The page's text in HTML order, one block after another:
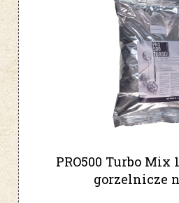
PRO500 Turbo Mix
gorzelnicze